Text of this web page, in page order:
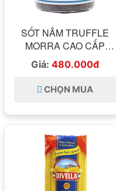
SỐT NẤM TRUFFLE
MORRA CAO CẤP
TRUFFLE 8% TARTUFI
MORRA – SALSA
TARTUFATA 200 GRAM
Giá:480.000đ
CHỌN MUA